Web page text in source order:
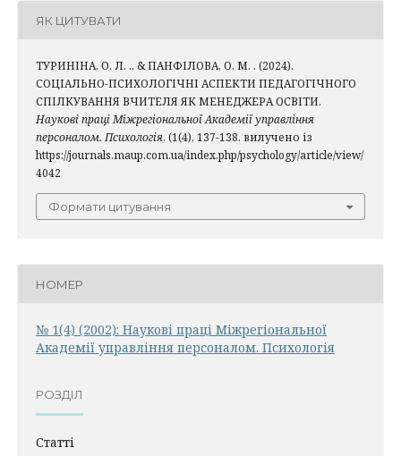
ЯК ЦИТУВАТИ
ТУРИНІНА, О. Л. ., & ПАНФІЛОВА, О. М. . (2024).
СОЦІАЛЬНО-ПСИХОЛОГІЧНІ АСПЕКТИ ПЕДАГОГІЧНОГО
СПІЛКУВАННЯ ВЧИТЕЛЯ ЯК МЕНЕДЖЕРА ОСВІТИ.
Наукові праці Міжрегіональної Академії управління
персоналом. Психологія, (1(4), 137-138. вилучено із
https://journals.maup.com.ua/index.php/psychology/article/view/
4042
Формати цитування
НОМЕР
№ 1(4) (2002): Наукові праці Міжрегіональної
Академії управління персоналом. Психологія
РОЗДІЛ
Статті